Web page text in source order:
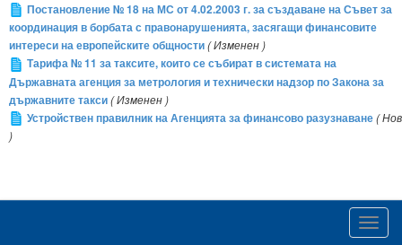
Постановление № 18 на МС от 4.02.2003 г. за създаване на Съвет за
координация в борбата с правонарушенията, засягащи финансовите
интереси на европейските общности( Изменен )
Тарифа № 11 за таксите, които се събират в системата на
Държавната агенция за метрология и технически надзор по Закона за
държавните такси( Изменен )
Устройствен правилник на Агенцията за финансово разузнаване( Нов
)